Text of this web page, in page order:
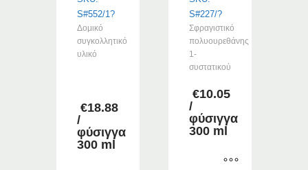
S#552/1?
Δομικό
συγκολλητικό
υλικό
€18.88
/
φύσιγγα
300 ml
S#227/?
Σφραγιστικό
πολυουρεθάνης
1-
συστατικού
€10.05
/
φύσιγγα
300 ml